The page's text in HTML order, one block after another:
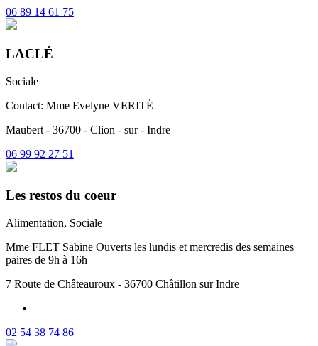
06 89 14 61 75
LACLÉ
Sociale
Contact: Mme Evelyne VERITÉ
Maubert - 36700 - Clion - sur - Indre
06 99 92 27 51
Les restos du coeur
Alimentation, Sociale
Mme FLET Sabine Ouverts les lundis et mercredis des semaines
paires de 9h à 16h
7 Route de Châteauroux - 36700 Châtillon sur Indre
02 54 38 74 86